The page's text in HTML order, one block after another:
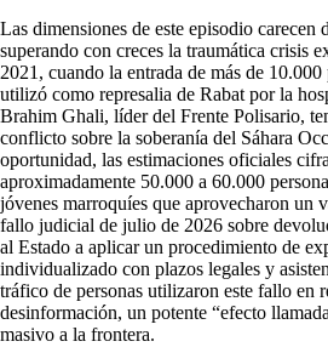
Las dimensiones de este episodio carecen
superando con creces la traumática crisis
2021, cuando la entrada de más de 10.000
utilizó como represalia de Rabat por la
Brahim Ghali, líder del Frente Polisario,
conflicto sobre la soberanía del Sáhara
oportunidad, las estimaciones oficiales
aproximadamente 50.000 a 60.000
jóvenes marroquíes que aprovecharon un
fallo judicial de julio de 2026 sobre
al Estado a aplicar un procedimiento de
individualizado con plazos legales y
tráfico de personas utilizaron este fallo en
desinformación, un potente “efecto
masivo a la frontera.